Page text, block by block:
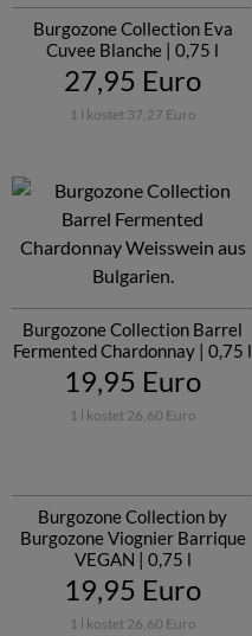
Burgozone Collection Eva
Cuvee Blanche | 0,75 l
27,95 Euro
1 l kostet 37,27 Euro
Burgozone Collection Barrel
Fermented Chardonnay | 0,75 l
19,95 Euro
1 l kostet 26,60 Euro
Burgozone Collection by
Burgozone Viognier Barrique
VEGAN | 0,75 l
19,95 Euro
1 l kostet 26,60 Euro